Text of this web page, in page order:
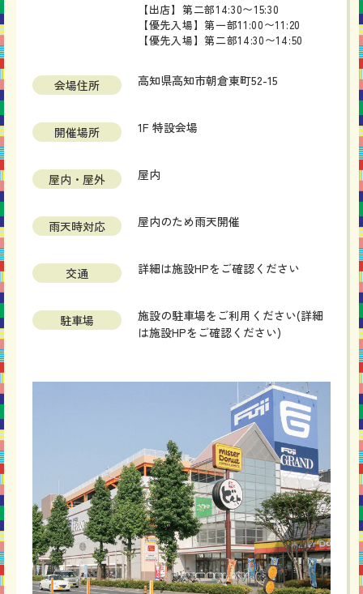
【出店】第二部14:30〜15:30
【優先入場】第一部11:00〜11:20
【優先入場】第二部14:30〜14:50
会場住所 高知県高知市朝倉東町52-15
開催場所 1F 特設会場
屋内・屋外 屋内
雨天時対応 屋内のため雨天開催
交通 詳細は施設HPをご確認ください
駐車場
施設の駐車場をご利用ください(詳細
は施設HPをご確認ください)